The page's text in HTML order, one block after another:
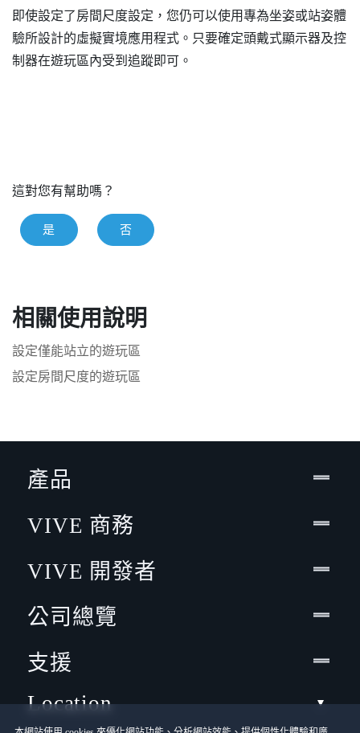
即使設定了房間尺度設定，您仍可以使用專為坐姿或站姿體
驗所設計的虛擬實境應用程式。只要確定頭戴式顯示器及控
制器在遊玩區內受到追蹤即可。
這對您有幫助嗎？
是 否
相關使用說明
設定僅能站立的遊玩區
設定房間尺度的遊玩區
產品
VIVE 商務
VIVE 開發者
公司總覽
支援
Location